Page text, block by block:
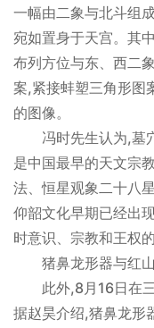
一幅由二象与北斗组
宛如置身于天宫。其
布列方位与东、西二
案,紧接蚌塑三角形图
的图像。
冯时先生认为,墓穴
是中国最早的天文宗
法、恒星观象二十八
仰韶文化早期已经出
时意识、宗教和王权的
猪鼻龙形器与红
此外,8月16日在三
据赵昊介绍,猪鼻龙形